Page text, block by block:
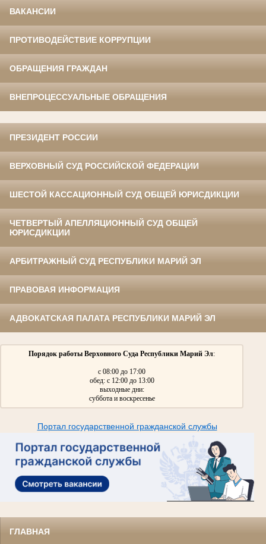
ВАКАНСИИ
ПРОТИВОДЕЙСТВИЕ КОРРУПЦИИ
ОБРАЩЕНИЯ ГРАЖДАН
ВНЕПРОЦЕССУАЛЬНЫЕ ОБРАЩЕНИЯ
ПРЕЗИДЕНТ РОССИИ
ВЕРХОВНЫЙ СУД РОССИЙСКОЙ ФЕДЕРАЦИИ
ШЕСТОЙ КАССАЦИОННЫЙ СУД ОБЩЕЙ ЮРИСДИКЦИИ
ЧЕТВЕРТЫЙ АПЕЛЛЯЦИОННЫЙ СУД ОБЩЕЙ
ЮРИСДИКЦИИ
АРБИТРАЖНЫЙ СУД РЕСПУБЛИКИ МАРИЙ ЭЛ
ПРАВОВАЯ ИНФОРМАЦИЯ
АДВОКАТСКАЯ ПАЛАТА РЕСПУБЛИКИ МАРИЙ ЭЛ
Порядок работы Верховного Суда Республики Марий Эл:
с 08:00 до 17:00
обед: с 12:00 до 13:00
выходные дни:
суббота и воскресенье
Портал государственной гражданской службы
ГЛАВНАЯ